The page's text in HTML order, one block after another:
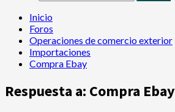
Inicio
Foros
Operaciones de comercio exterior
Importaciones
Compra Ebay
Respuesta a: Compra Ebay